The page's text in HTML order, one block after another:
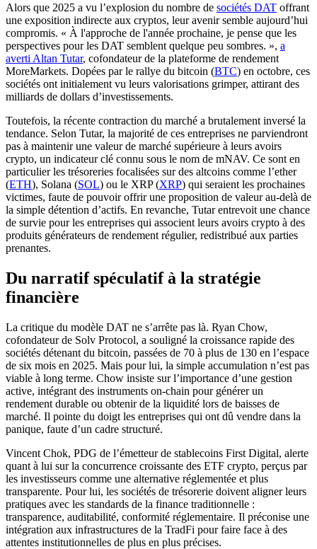
Alors que 2025 a vu l’explosion du nombre de sociétés DAT offrant
une exposition indirecte aux cryptos, leur avenir semble aujourd’hui
compromis. « À l'approche de l'année prochaine, je pense que les
perspectives pour les DAT semblent quelque peu sombres. », a
averti Altan Tutar, cofondateur de la plateforme de rendement
MoreMarkets. Dopées par le rallye du bitcoin (BTC) en octobre, ces
sociétés ont initialement vu leurs valorisations grimper, attirant des
milliards de dollars d’investissements.
Toutefois, la récente contraction du marché a brutalement inversé la
tendance. Selon Tutar, la majorité de ces entreprises ne parviendront
pas à maintenir une valeur de marché supérieure à leurs avoirs
crypto, un indicateur clé connu sous le nom de mNAV. Ce sont en
particulier les trésoreries focalisées sur des altcoins comme l’ether
(ETH), Solana (SOL) ou le XRP (XRP) qui seraient les prochaines
victimes, faute de pouvoir offrir une proposition de valeur au-delà de
la simple détention d’actifs. En revanche, Tutar entrevoit une chance
de survie pour les entreprises qui associent leurs avoirs crypto à des
produits générateurs de rendement régulier, redistribué aux parties
prenantes.
Du narratif spéculatif à la stratégie
financière
La critique du modèle DAT ne s’arrête pas là. Ryan Chow,
cofondateur de Solv Protocol, a souligné la croissance rapide des
sociétés détenant du bitcoin, passées de 70 à plus de 130 en l’espace
de six mois en 2025. Mais pour lui, la simple accumulation n’est pas
viable à long terme. Chow insiste sur l’importance d’une gestion
active, intégrant des instruments on-chain pour générer un
rendement durable ou obtenir de la liquidité lors de baisses de
marché. Il pointe du doigt les entreprises qui ont dû vendre dans la
panique, faute d’un cadre structuré.
Vincent Chok, PDG de l’émetteur de stablecoins First Digital, alerte
quant à lui sur la concurrence croissante des ETF crypto, perçus par
les investisseurs comme une alternative réglementée et plus
transparente. Pour lui, les sociétés de trésorerie doivent aligner leurs
pratiques avec les standards de la finance traditionnelle :
transparence, auditabilité, conformité réglementaire. Il préconise une
intégration aux infrastructures de la TradFi pour faire face à des
attentes institutionnelles de plus en plus précises.